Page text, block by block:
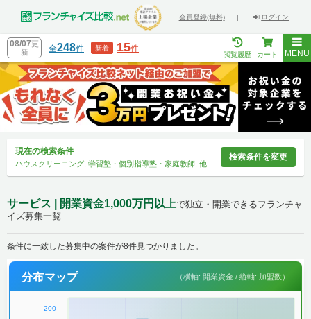
会員登録(無料) | ログイン
08/07更
新
全248件 新着 15件
閲覧履歴 カート MENU
現在の検索条件
検索条件を変更
サービス | 開業資金1,000万円以上で独立・開業できるフランチャ
イズ募集一覧
条件に一致した募集中の案件が8件見つかりました。
分布マップ （横軸: 開業資金 / 縦軸: 加盟数）
200